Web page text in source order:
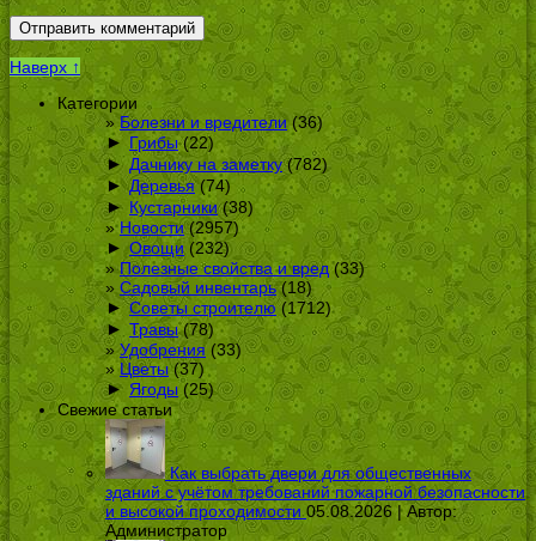
Наверх ↑
Категории
Болезни и вредители (36)
► Грибы(22)
► Дачнику на заметку(782)
► Деревья(74)
► Кустарники(38)
Новости(2957)
► Овощи (232)
Полезные свойства и вред(33)
Садовый инвентарь(18)
► Советы строителю(1712)
► Травы(78)
Удобрения(33)
Цветы(37)
► Ягоды(25)
Свежие статьи
Как выбрать двери для общественных
зданий с учётом требований пожарной безопасности
и высокой проходимости 05.08.2026 | Автор:
Администратор